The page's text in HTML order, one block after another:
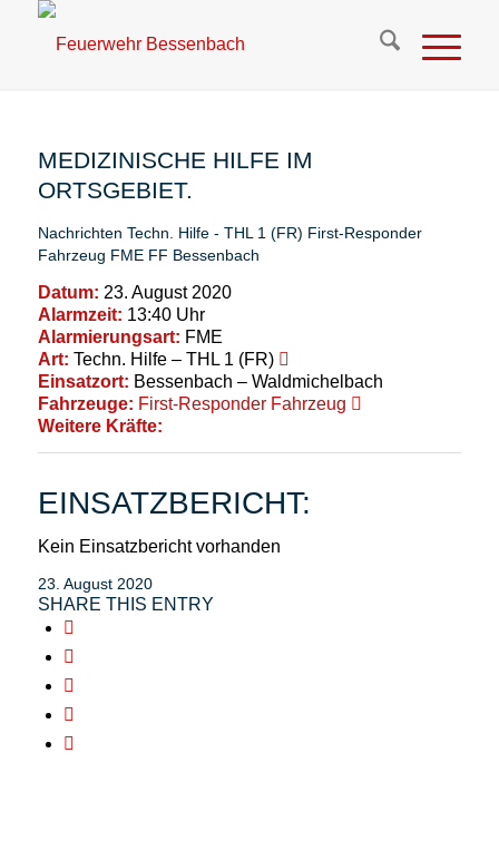
MEDIZINISCHE HILFE IM
ORTSGEBIET.
Nachrichten Techn. Hilfe - THL 1 (FR) First-Responder
Fahrzeug FME FF Bessenbach
Datum: 23. August 2020
Alarmzeit: 13:40 Uhr
Alarmierungsart: FME
Art: Techn. Hilfe – THL 1 (FR)
Einsatzort: Bessenbach – Waldmichelbach
Fahrzeuge: First-Responder Fahrzeug
Weitere Kräfte:
EINSATZBERICHT:
Kein Einsatzbericht vorhanden
23. August 2020
SHARE THIS ENTRY